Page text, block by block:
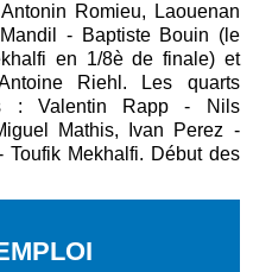
Romieu, Laouenan
- Baptiste Bouin (le
en 1/8è de finale) et
Riehl. Les quarts
: Valentin Rapp - Nils
Mathis,
Ivan Perez -
Toufik Mekhalfi. Début des